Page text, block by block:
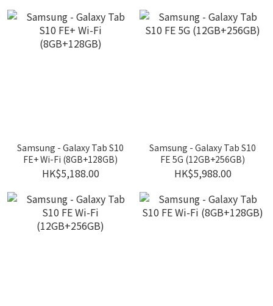
Samsung - Galaxy Tab S10
FE+ Wi-Fi (8GB+128GB)
HK$5,188.00
Samsung - Galaxy Tab S10
FE 5G (12GB+256GB)
HK$5,988.00